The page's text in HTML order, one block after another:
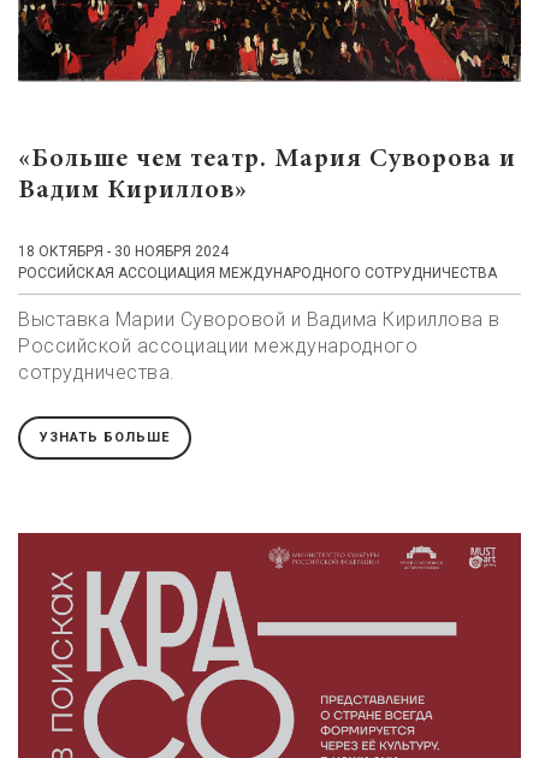
«Больше чем театр. Мария Суворова и
Вадим Кириллов»
18 ОКТЯБРЯ - 30 НОЯБРЯ 2024
РОССИЙСКАЯ АССОЦИАЦИЯ МЕЖДУНАРОДНОГО СОТРУДНИЧЕСТВА
Выставка Марии Суворовой и Вадима Кириллова в
Российской ассоциации международного
сотрудничества.
УЗНАТЬ БОЛЬШЕ